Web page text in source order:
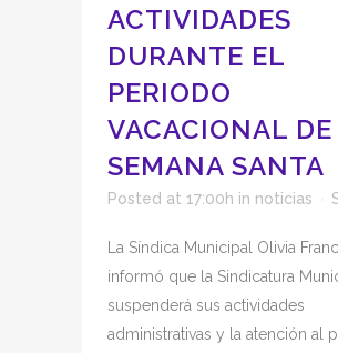
ACTIVIDADES
DURANTE EL
PERIODO
VACACIONAL DE
SEMANA SANTA
Posted at 17:00h in noticias
La Síndica Municipal Olivia
informó que la Sindicatura
suspenderá sus actividades
administrativas y la atención al